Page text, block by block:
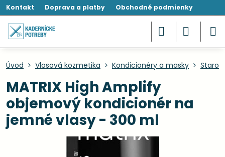
Kontakt Doprava a platby Obchodné podmienky
Úvod Vlasová kozmetika Kondicionéry a masky
MATRIX High Amplify
objemový kondicionér na
jemné vlasy - 300 ml